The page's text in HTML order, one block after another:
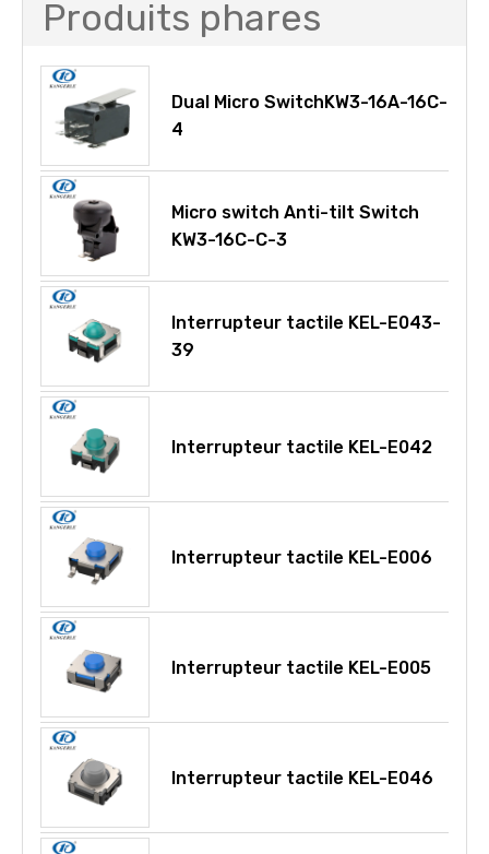
Produits phares
Dual Micro SwitchKW3-16A-16C-
4
Micro switch Anti-tilt Switch
KW3-16C-C-3
Interrupteur tactile KEL-E043-
39
Interrupteur tactile KEL-E042
Interrupteur tactile KEL-E006
Interrupteur tactile KEL-E005
Interrupteur tactile KEL-E046